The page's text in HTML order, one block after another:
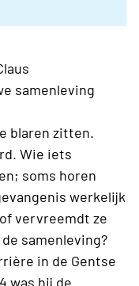
samenleving
blaren zitten.
Wie iets
soms horen
werkelijk
vervreemdt ze
samenleving?
in de Gentse
was hij de